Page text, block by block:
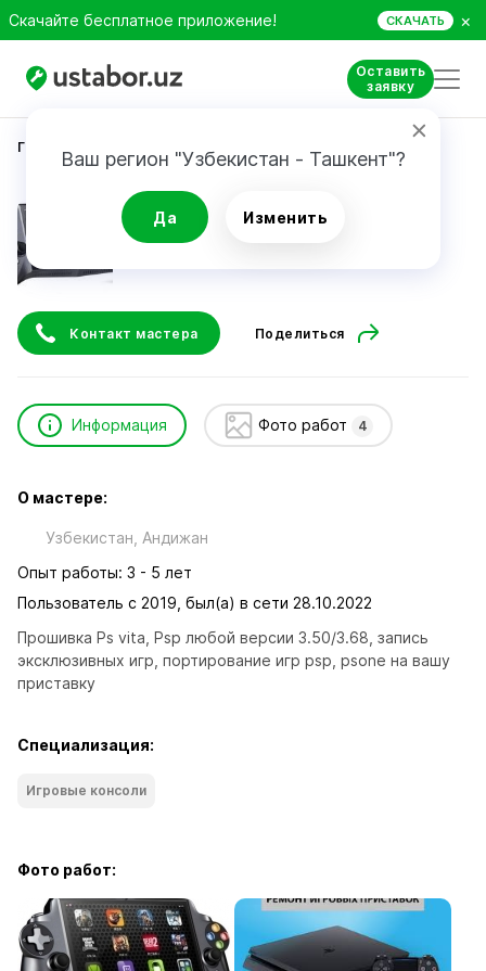
Скачайте бесплатное приложение! СКАЧАТЬ ×
Оставить
заявку
Ваш регион "Узбекистан - Ташкент"?
Да Изменить
Главная Ремонт техники
Азизбек
Контакт мастера Поделиться
Информация Фото работ 4
О мастере:
Узбекистан, Андижан
Опыт работы: 3 - 5 лет
Пользователь с 2019, был(а) в сети 28.10.2022
Прошивка Ps vita, Psp любой версии 3.50/3.68, запись
эксклюзивных игр, портирование игр psp, psone на вашу
приставку
Специализация:
Игровые консоли
Фото работ: